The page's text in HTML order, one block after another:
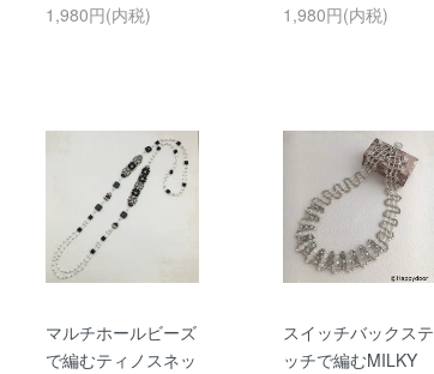
1,980円(内税)
1,980円(内税)
マルチホールビーズ
で編むティノスネッ
スイッチバックステ
ッチで編むMILKY